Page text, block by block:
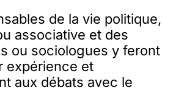
de la vie politique,
associative et des
ou sociologues y feront
expérience et
aux débats avec le